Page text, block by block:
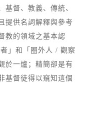
基督、教義、傳統、
提供名詞解釋與參考
教的領域之基本認
」和「圈外人 / 觀察
於一爐；精簡卻是有
基督徒得以窺知這個